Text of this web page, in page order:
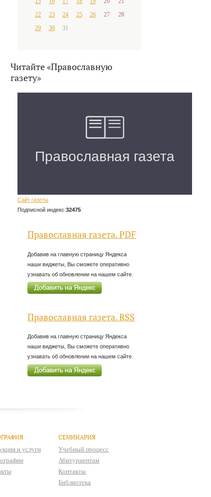
22
23 24 25 26 27
28
29
30 31
Читайте «Православную
газету»
Сайт газеты
Подписной индекс:32475
Православная газета. PDF
Добавив на главную страницу Яндекса
наши виджеты, Вы сможете оперативно
узнавать об обновлении на нашем сайте.
Православная газета. RSS
Добавив на главную страницу Яндекса
наши виджеты, Вы сможете оперативно
узнавать об обновлении на нашем сайте.
и услуги
СЕМИНАРИЯ
Учебный процесс
Абитуриентам
Контакты
Библиотека